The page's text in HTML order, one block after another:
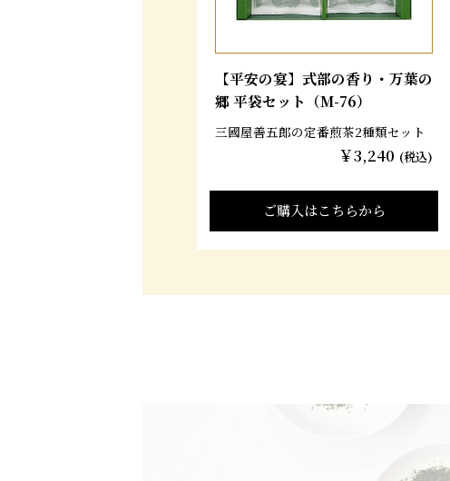
【平安の宴】式部の香り・万葉の
郷 平袋セット（M-76）
三國屋善五郎の定番煎茶2種類セット
￥3,240 (税込)
ご購入はこちらから